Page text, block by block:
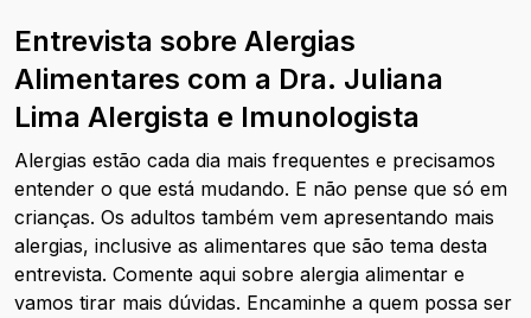
Entrevista sobre Alergias
Alimentares com a Dra. Juliana
Lima Alergista e Imunologista
Alergias estão cada dia mais frequentes e precisamos
entender o que está mudando. E não pense que só em
crianças. Os adultos também vem apresentando mais
alergias, inclusive as alimentares que são tema desta
entrevista. Comente aqui sobre alergia alimentar e
vamos tirar mais dúvidas. Encaminhe a quem possa ser